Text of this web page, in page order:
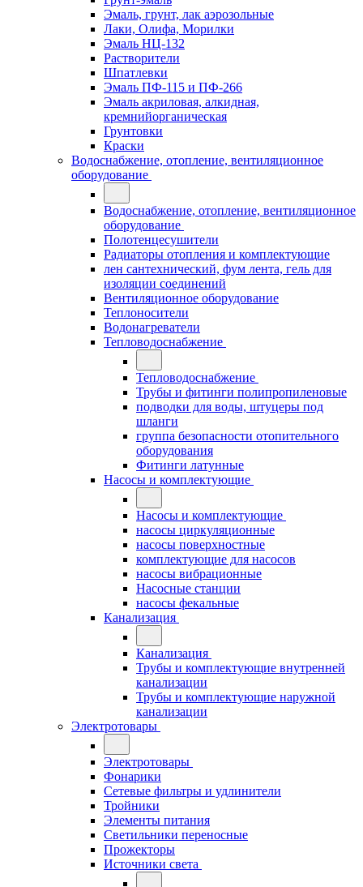
Эмаль, грунт, лак аэрозольные
Лаки, Олифа, Морилки
Эмаль НЦ-132
Растворители
Шпатлевки
Эмаль ПФ-115 и ПФ-266
Эмаль акриловая, алкидная,
кремнийорганическая
Грунтовки
Краски
Водоснабжение, отопление, вентиляционное
оборудование
Водоснабжение, отопление, вентиляционное
оборудование
Полотенцесушители
Радиаторы отопления и комплектующие
лен сантехнический, фум лента, гель для
изоляции соединений
Вентиляционное оборудование
Теплоносители
Водонагреватели
Тепловодоснабжение
Тепловодоснабжение
Трубы и фитинги полипропиленовые
подводки для воды, штуцеры под
шланги
группа безопасности отопительного
оборудования
Фитинги латунные
Насосы и комплектующие
Насосы и комплектующие
насосы циркуляционные
насосы поверхностные
комплектующие для насосов
насосы вибрационные
Насосные станции
насосы фекальные
Канализация
Канализация
Трубы и комплектующие внутренней
канализации
Трубы и комплектующие наружной
канализации
Электротовары
Электротовары
Фонарики
Сетевые фильтры и удлинители
Тройники
Элементы питания
Светильники переносные
Прожекторы
Источники света